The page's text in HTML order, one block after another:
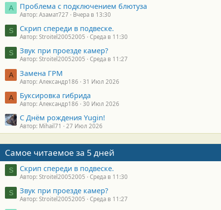
А Проблема с подключением блютуза
Автор: Азамат727 Вчера в 13:30
S Скрип спереди в подвеске.
Автор: Stroitel20052005 Среда в 11:30
S Звук при проезде камер?
Автор: Stroitel20052005 Среда в 11:27
А Замена ГРМ
Автор: Александр186 31 Июл 2026
А Буксировка гибрида
Автор: Александр186 30 Июл 2026
С Днём рождения Yugin!
Автор: Mihail71 27 Июл 2026
Самое читаемое за 5 дней
S Скрип спереди в подвеске.
Автор: Stroitel20052005 Среда в 11:30
S Звук при проезде камер?
Автор: Stroitel20052005 Среда в 11:27